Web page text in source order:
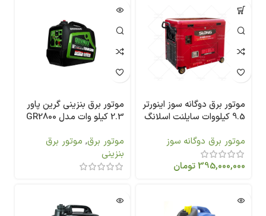
موتور برق دوگانه سوز اینورتر
9.5 کیلووات سایلنت اسلانگ
DF
موتور برق دوگانه سوز
395,000,000تومان
موتور برق بنزینی گرین پاور
2.3 کیلو وات مدل GR2800
موتور برق, موتور برق
بنزینی